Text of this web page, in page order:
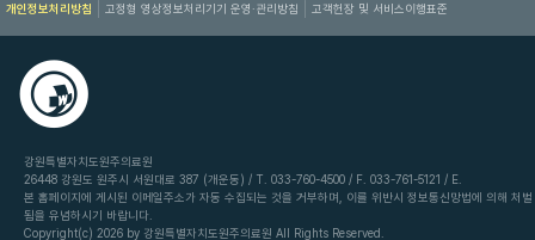
개인정보처리방침 고정형 영상정보처리기기 운영·관리방침 고객헌장 및 서비스이행표준
강원특별자치도원주의료원
26448 강원도 원주시 서원대로 387 (개운동) / T. 033-760-4500 / F. 033-761-5121 / E.
본 홈페이지에 게시된 이메일주소가 자동 수집되는 것을 거부하며, 이를 위반시 정보통신망법에 의해 처벌
됨을 유념하시기 바랍니다.
Copyright(c) 2026 by 강원특별자치도원주의료원 All Rights Reserved.